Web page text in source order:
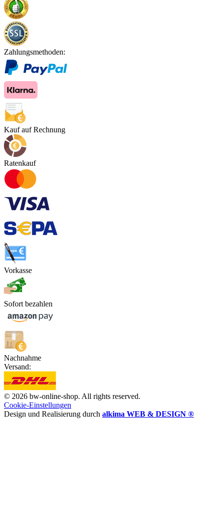
Zahlungsmethoden:
Kauf auf Rechnung
Ratenkauf
Vorkasse
Sofort bezahlen
Nachnahme
Versand:
© 2026 bw-online-shop. All rights reserved.
Cookie-Einstellungen
Design und Realisierung durch alkima WEB & DESIGN ®